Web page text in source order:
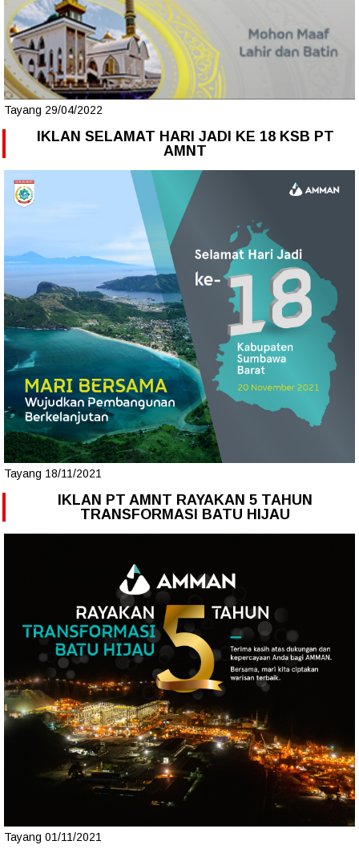
Tayang 29/04/2022
IKLAN SELAMAT HARI JADI KE 18 KSB PT
AMNT
Tayang 18/11/2021
IKLAN PT AMNT RAYAKAN 5 TAHUN
TRANSFORMASI BATU HIJAU
Tayang 01/11/2021